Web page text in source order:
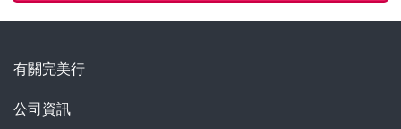
有關完美行
公司資訊